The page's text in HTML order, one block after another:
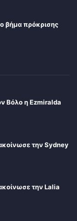
βήμα πρόκρισης
Βόλο η Ezmiralda
την Sydney
την Lalia